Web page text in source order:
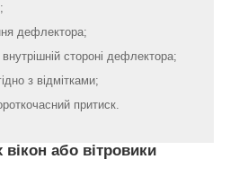
дефлектора;
стороні дефлектора;
з відмітками;
притиск.
або вітровики